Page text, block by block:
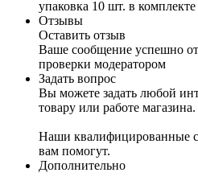
упаковка 10 шт. в
Отзывы
Оставить отзыв
Ваше сообщение успешно
проверки модератором
Задать вопрос
Вы можете задать любой
товару или работе магазина.
Наши квалифицированные
вам помогут.
Дополнительно